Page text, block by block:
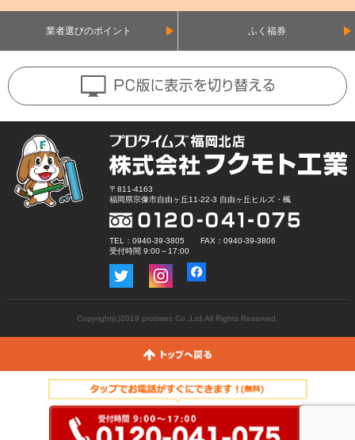
業者選びのポイント ふく福券
〒811-4163
福岡県宗像市自由ヶ丘11-22-3 自由ヶ丘ヒルズ・楓
TEL：0940-39-3805 FAX：0940-39-3806
受付時間 9:00～17:00
Copyright(c)2019 protimes Co.,Ltd.All Rights Reserved.